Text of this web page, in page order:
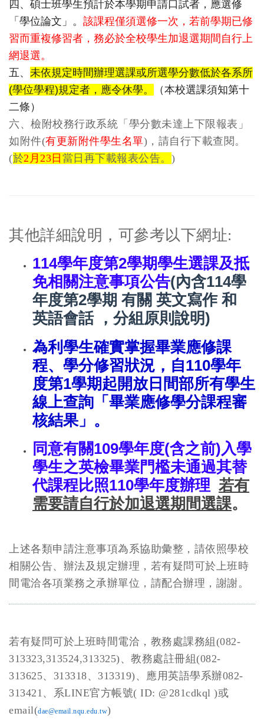
四、碩士班學生預計於本學期申請口試者，應選修
「學位論文」。 該課程僅須選修一次，若前學期已修
習而重複修習者， 務必於全校學生加退選期間自行上
網退選。
五、 未依規定時間辦理選課或所選學分數低於各系所
(學位學程)規定者，應令休學。
（本校選課須知第十
二條）
六、檢附校務行政系統「學分數未達上下限報表」
如附件(有更新附件學生名單)，請自行下載查閱。
(於2月23日 當日再下載報表公告。 )
其他詳細說明，可參考以下網址:
114學年度第2學期學生選課及抵
免相關注意事項公告​(內含114學
年度第2學期 有關 英文寫作 和
英語會話 ，分組原則說明)
為利學生確實掌握畢業應修課
程、學分修習狀況，自110學年
度第1學期起開放日間部所有學生
線上查詢「畢業應修學分課程審
核結果」。
同意有關109學年度(含之前)入學
學生之英檢畢業門檻未通過其替
代課程比照110學年度辦理 若有
需要請自行於加退選期間選課。
上述各類申請注意事項為系協助彙整，請依照學校
相關公告、辦法及規定辦理，若有疑問可於上班時
間電洽各項業務之承辦單位，請配合辦理，謝謝。
若有疑問可於上班時間電洽，教務處課務組(082-
313323,313524,313325)、教務處註冊組(082-
313625、313318、313319)、應用英語學系辦082-
313421、系LINE官方帳號( ID: @281cdkql )或
email(dae@email.nqu.edu.tw)